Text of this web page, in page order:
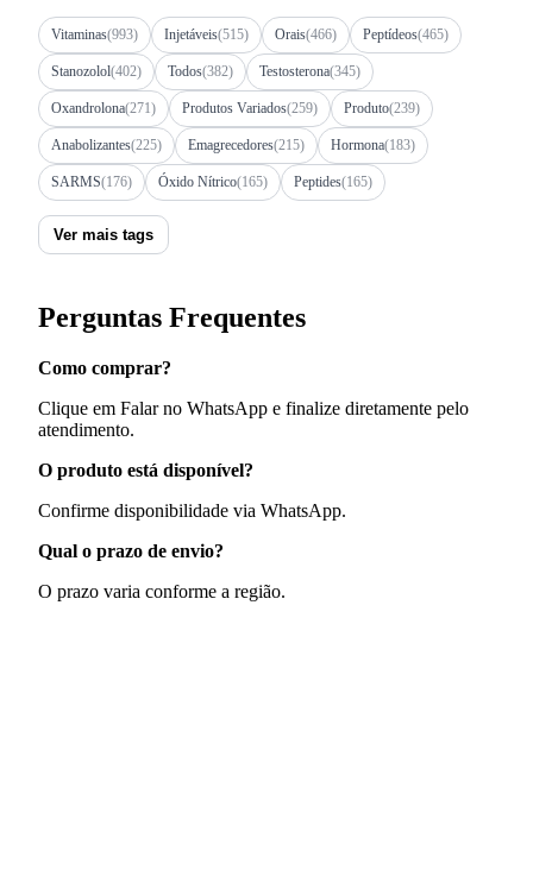
Vitaminas(993) Injetáveis(515) Orais(466) Peptídeos(465)
Stanozolol(402) Todos(382) Testosterona(345)
Oxandrolona(271) Produtos Variados(259) Produto(239)
Anabolizantes(225) Emagrecedores(215) Hormona(183)
SARMS(176) Óxido Nítrico(165) Peptides(165)
Ver mais tags
Perguntas Frequentes
Como comprar?
Clique em Falar no WhatsApp e finalize diretamente pelo
atendimento.
O produto está disponível?
Confirme disponibilidade via WhatsApp.
Qual o prazo de envio?
O prazo varia conforme a região.